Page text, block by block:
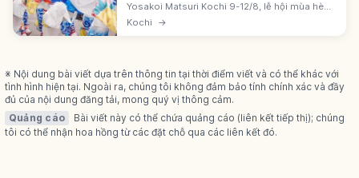
Yosakoi Matsuri Kochi 9-12/8, lễ hội mùa hè
Shikoku. Từ 1954. Takemasa Eisaku đặt
Kochi →
※ Nội dung bài viết dựa trên thông tin tại thời điểm viết và có thể khác với
tình hình hiện tại. Ngoài ra, chúng tôi không đảm bảo tính chính xác và đầy
đủ của nội dung đăng tải, mong quý vị thông cảm.
Quảng cáo
Bài viết này có thể chứa quảng cáo (liên kết tiếp thị); chúng
tôi có thể nhận hoa hồng từ các đặt chỗ qua các liên kết đó.